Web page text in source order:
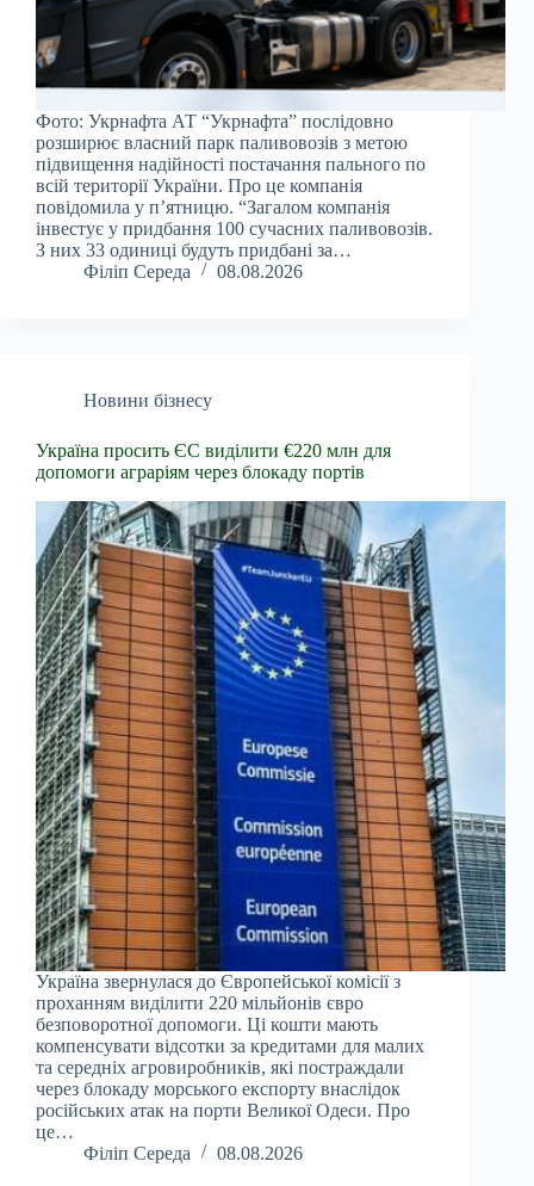
Фото: Укрнафта АТ “Укрнафта” послідовно
розширює власний парк паливовозів з метою
підвищення надійності постачання пального по
всій території України. Про це компанія
повідомила у п’ятницю. “Загалом компанія
інвестує у придбання 100 сучасних паливовозів.
З них 33 одиниці будуть придбані за…
Філіп Середа
08.08.2026
Новини бізнесу
Україна просить ЄС виділити €220 млн для
допомоги аграріям через блокаду портів
Україна звернулася до Європейської комісії з
проханням виділити 220 мільйонів євро
безповоротної допомоги. Ці кошти мають
компенсувати відсотки за кредитами для малих
та середніх агровиробників, які постраждали
через блокаду морського експорту внаслідок
російських атак на порти Великої Одеси. Про
це…
Філіп Середа
08.08.2026